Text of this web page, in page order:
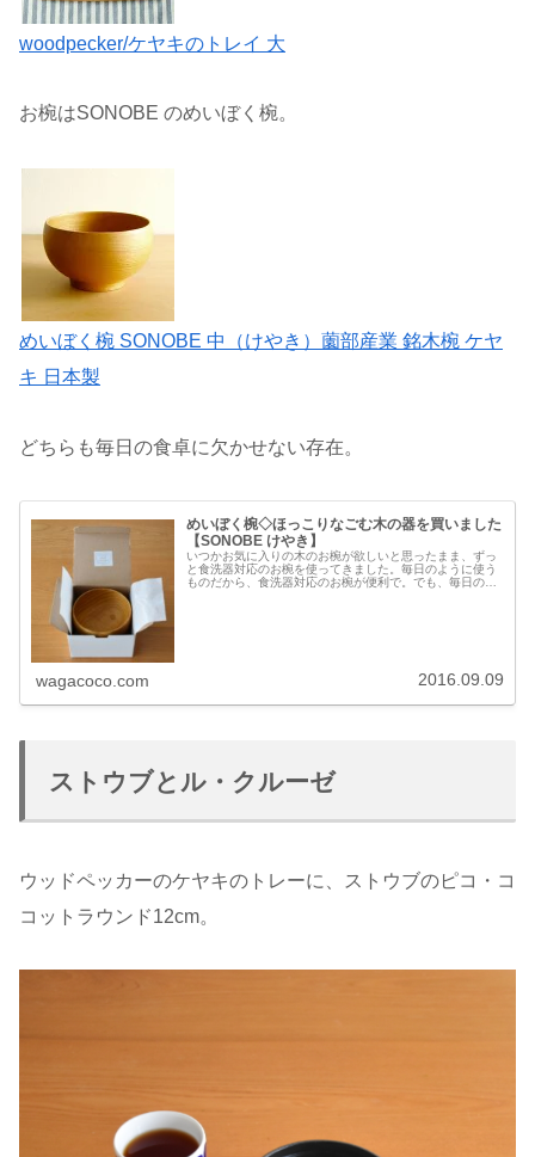
woodpecker/ケヤキのトレイ 大
お椀はSONOBE のめいぼく椀。
めいぼく椀 SONOBE 中（けやき）薗部産業 銘木椀 ケヤ
キ 日本製
どちらも毎日の食卓に欠かせない存在。
めいぼく椀◇ほっこりなごむ木の器を買いました
【SONOBE けやき】
いつかお気に入りの木のお椀が欲しいと思ったまま、ずっ
と食洗器対応のお椀を使ってきました。毎日のように使う
ものだから、食洗器対応のお椀が便利で。でも、毎日のよ
wagacoco.com 2016.09.09
ストウブとル・クルーゼ
ウッドペッカーのケヤキのトレーに、ストウブのピコ・コ
コットラウンド12cm。